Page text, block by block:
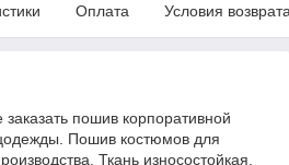
Оплата Условия
пошив корпоративной
Пошив костюмов для
Ткань износостойкая,